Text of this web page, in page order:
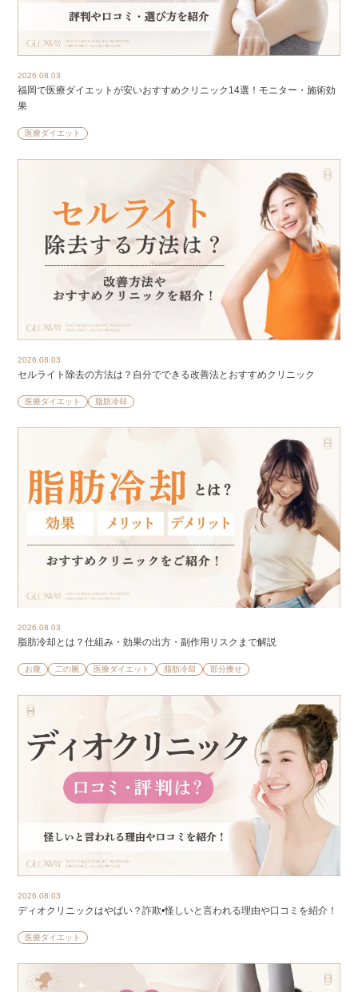
2026.08.03
福岡で医療ダイエットが安いおすすめクリニック14選！モニター・施術効
果
医療ダイエット
2026.08.03
セルライト除去の方法は？自分でできる改善法とおすすめクリニック
医療ダイエット 脂肪冷却
2026.08.03
脂肪冷却とは？仕組み・効果の出方・副作用リスクまで解説
お腹 二の腕 医療ダイエット 脂肪冷却 部分痩せ
2026.08.03
ディオクリニックはやばい？詐欺•怪しいと言われる理由や口コミを紹介！
医療ダイエット